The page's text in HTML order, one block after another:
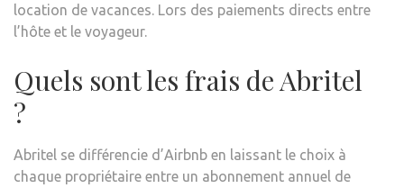
location de vacances. Lors des paiements directs entre
l’hôte et le voyageur.
Quels sont les frais de Abritel
?
Abritel se différencie d’Airbnb en laissant le choix à
chaque propriétaire entre un abonnement annuel de